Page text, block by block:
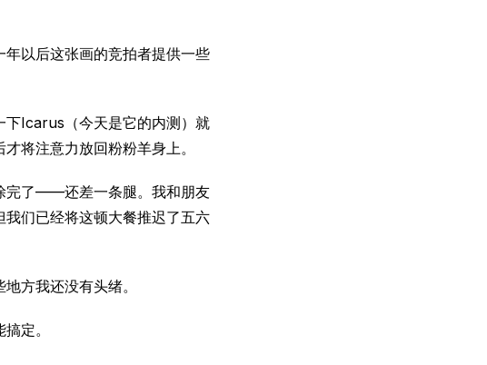
以后这张画的竞拍者提供一些
下Icarus（今天是它的内测）就
将注意力放回粉粉羊身上。
完了——还差一条腿。我和朋友
们已经将这顿大餐推迟了五六
方我还没有头绪。
定。